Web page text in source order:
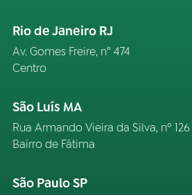
Rio de Janeiro RJ
Av. Gomes Freire, n° 474
Centro
São Luís MA
Rua Armando Vieira da Silva, nº 126
Bairro de Fátima
São Paulo SP